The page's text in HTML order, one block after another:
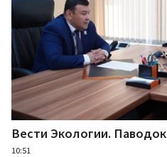
Вести Экологии. Паводок
10:51